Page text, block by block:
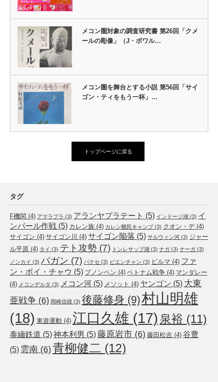
メコン圏対象の調査研究書 第26回「クメ
ールの彫像」（J・ボワル…
メコン圏を舞台とする小説 第56回「サイ
ゴン・ティをもう一杯」…
トップページに戻る
タグ
F機関 (4) アマラプラ (3) アランヤプラテート (5) インドージ湖 (3) イ
ンパール作戦 (5) カレン族 (4) カレン難民キャンプ(3) クオン・デ(4)
サイゴン (4) サイゴン川 (4) サイゴン陥落 (5) サルウィン河 (3) ジャー
ル平原 (4) タイ (3) テト攻勢 (7) トンレサップ湖 (3) ナガ (3) ナーガ (3)
ノンカイ (3) パガン (7) パクセ (3) ビエンチャン (3) ビルマ (4) ファ
ン・ボイ・チャウ (5) プノンペン (4) ベトナム戦争 (4) マンダレー
(4) メコンデルタ (3) メコン河 (5) メソット (4) ヤンゴン (5) 大東
亜戦争 (6) 岡崎信雄 (3) 後藤修身 (9)村山明雄
(18) 東遊運動 (4) 江口久雄 (17) 泉裕 (11)
泰緬鉄道 (5)神本利男 (5)藤原岩市 (6) 藤田松吉 (4) 谷豊
(5) 雲南 (6) 青柳健二 (12)